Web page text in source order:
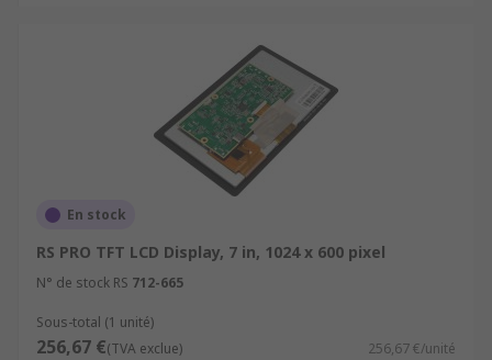
En stock
RS PRO TFT LCD Display, 7 in, 1024 x 600 pixel
N° de stock RS 712-665
Sous-total (1 unité)
256,67 €(TVA exclue) 256,67 €/unité